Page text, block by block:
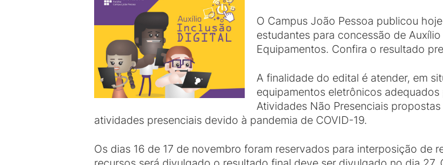
O Campus João Pessoa publicou
estudantes para concessão de
Equipamentos. Confira o resultado
A finalidade do edital é atender, em
equipamentos eletrônicos
Atividades Não Presenciais
atividades presenciais devido à pandemia de COVID-19.
Os dias 16 de 17 de novembro foram reservados para interposição de